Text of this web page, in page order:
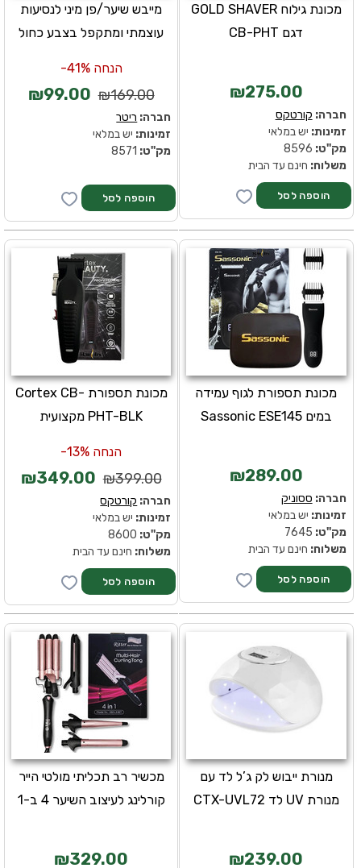
מייבש שיער/פן מיני לנסיעות
עוצמתי ומתקפל בצבע כחול
הנחה 41%-
₪169.00
₪99.00
חברה: ריטר
זמינות: יש במלאי
מק''ט:
מכונת גילוח GOLD SHAVER
דגם CB-PHT
₪275.00
חברה: קורטקס
זמינות: יש במלאי
מק''ט:
משלוח: חינם עד הבית
מכונת תספורת Cortex CB-
PHT-BLK מקצועית
הנחה 13%-
₪399.00
₪349.00
חברה: קורטקס
זמינות: יש במלאי
מק''ט:
משלוח: חינם עד הבית
מכונת תספורת לגוף עמידה
במים Sassonic ESE145
₪289.00
חברה: ססוניק
זמינות: יש במלאי
מק''ט:
משלוח: חינם עד הבית
מכשיר רב תכליתי מולטי הייר
קורלינג לעיצוב השיער 4 ב-1
₪329.00
מנורת ייבוש לק ג’ל לד עם
מנורת UV לד CTX-UVL72
₪239.00